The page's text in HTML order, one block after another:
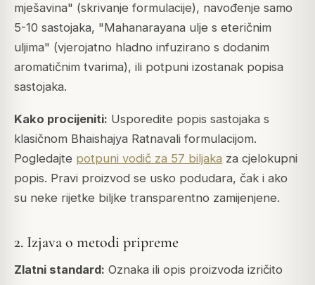
mješavina" (skrivanje formulacije), navođenje samo
5-10 sastojaka, "Mahanarayana ulje s eteričnim
uljima" (vjerojatno hladno infuzirano s dodanim
aromatičnim tvarima), ili potpuni izostanak popisa
sastojaka.
Kako procijeniti: Usporedite popis sastojaka s
klasičnom Bhaishajya Ratnavali formulacijom.
Pogledajte potpuni vodič za 57 biljaka za cjelokupni
popis. Pravi proizvod se usko podudara, čak i ako
su neke rijetke biljke transparentno zamijenjene.
2. Izjava o metodi pripreme
Zlatni standard: Oznaka ili opis proizvoda izričito